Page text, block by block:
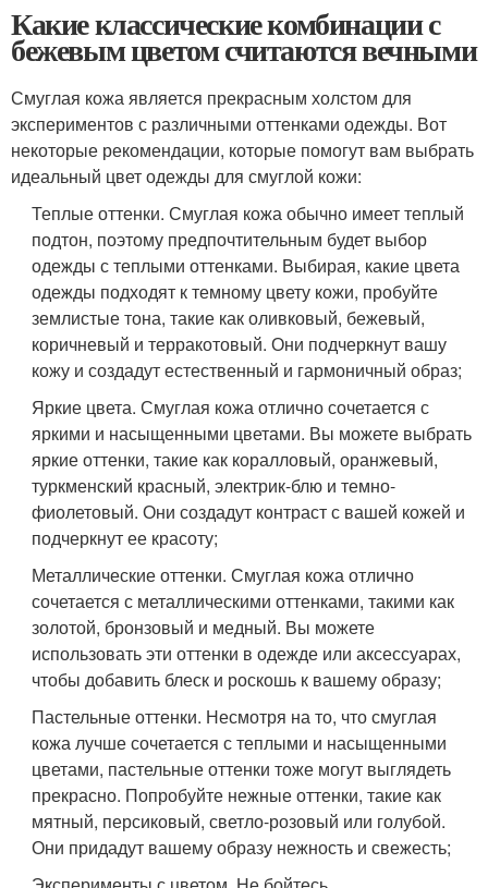
Какие классические комбинации с
бежевым цветом считаются вечными
Смуглая кожа является прекрасным холстом для
экспериментов с различными оттенками одежды. Вот
некоторые рекомендации, которые помогут вам выбрать
идеальный цвет одежды для смуглой кожи:
Теплые оттенки. Смуглая кожа обычно имеет теплый
подтон, поэтому предпочтительным будет выбор
одежды с теплыми оттенками. Выбирая, какие цвета
одежды подходят к темному цвету кожи, пробуйте
землистые тона, такие как оливковый, бежевый,
коричневый и терракотовый. Они подчеркнут вашу
кожу и создадут естественный и гармоничный образ;
Яркие цвета. Смуглая кожа отлично сочетается с
яркими и насыщенными цветами. Вы можете выбрать
яркие оттенки, такие как коралловый, оранжевый,
туркменский красный, электрик-блю и темно-
фиолетовый. Они создадут контраст с вашей кожей и
подчеркнут ее красоту;
Металлические оттенки. Смуглая кожа отлично
сочетается с металлическими оттенками, такими как
золотой, бронзовый и медный. Вы можете
использовать эти оттенки в одежде или аксессуарах,
чтобы добавить блеск и роскошь к вашему образу;
Пастельные оттенки. Несмотря на то, что смуглая
кожа лучше сочетается с теплыми и насыщенными
цветами, пастельные оттенки тоже могут выглядеть
прекрасно. Попробуйте нежные оттенки, такие как
мятный, персиковый, светло-розовый или голубой.
Они придадут вашему образу нежность и свежесть;